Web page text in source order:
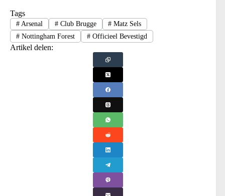
Tags
#Arsenal #Club Brugge # Matz Sels
#Nottingham Forest #Officieel Bevestigd
Artikel delen: